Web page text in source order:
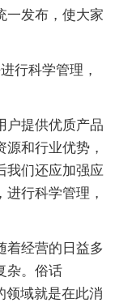
一发布，使大家
行科学管理，
提供优质产品
和行业优势，
我们还应加强应
行科学管理，
经营的日益多
杂。俗话
领域就是在此消